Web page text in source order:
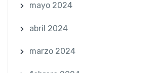
mayo 2024
abril 2024
marzo 2024